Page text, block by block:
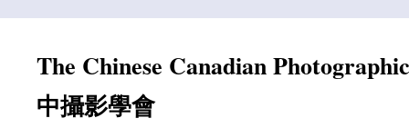
contentThe Chinese Canadian
中攝影學會